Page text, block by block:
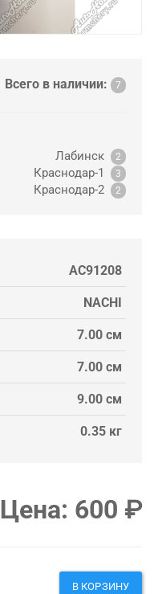
Всего в наличии: 7
Лабинск 2
Краснодар-1 3
Краснодар-2 2
AC91208
NACHI
7.00 см
7.00 см
9.00 см
0.35 кг
Цена: 600 ₽
В КОРЗИНУ